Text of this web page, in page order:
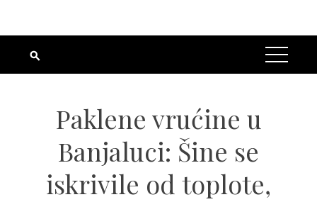
Paklene vrućine u
Banjaluci: Šine se
iskrivile od toplote,